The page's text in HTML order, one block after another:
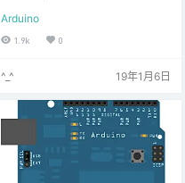
以用不同的子字符串来替换一个字
符串的子字符串。
Arduino
1.9k 0
^_^ 19年1月6日